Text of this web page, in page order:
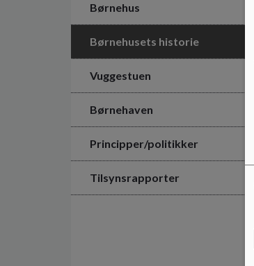
Børnehus
Børnehusets historie
Vuggestuen
Børnehaven
Principper/politikker
Tilsynsrapporter